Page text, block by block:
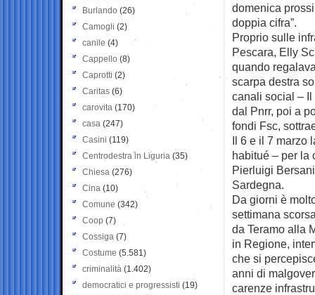
domenica
doppia cifra”.
Proprio sulle
Pescara, Elly
quando
scarpa destra
canali social –
dal Pnrr, poi a
fondi Fsc,
Il 6 e il 7 marzo
habitué – per la
Pierluigi
Sardegna.
Da giorni è
settimana
da Teramo alla
in Regione,
che si
anni di
carenze
Burlando (26)
Camogli (2)
canile (4)
Cappello (8)
Caprotti (2)
Caritas (6)
carovita (170)
casa (247)
Casini (119)
Centrodestra in Liguria (35)
Chiesa (276)
Cina (10)
Comune (342)
Coop (7)
Cossiga (7)
Costume (5.581)
criminalità (1.402)
democratici e progressisti (19)